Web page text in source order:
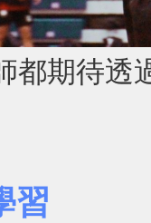
都期待透
習